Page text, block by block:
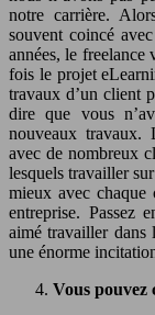
notre carrière.
souvent coincé
années, le freelance
fois le projet
travaux d’un client
dire que vous
nouveaux travaux.
avec de nombreux
lesquels travailler
mieux avec chaque
entreprise. Passez
aimé travailler dans
une énorme
Vous pouvez